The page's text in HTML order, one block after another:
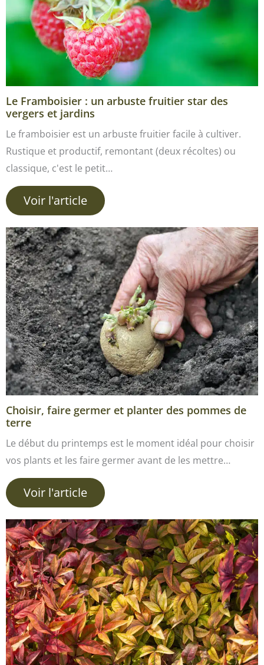
Le Framboisier : un arbuste fruitier star des
vergers et jardins
Le framboisier est un arbuste fruitier facile à cultiver.
Rustique et productif, remontant (deux récoltes) ou
classique, c'est le petit…
Voir l'article
Choisir, faire germer et planter des pommes de
terre
Le début du printemps est le moment idéal pour choisir
vos plants et les faire germer avant de les mettre…
Voir l'article